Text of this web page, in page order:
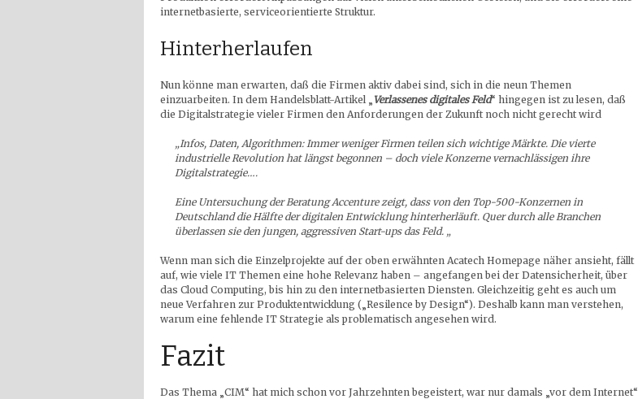
internetbasierte, serviceorientierte Struktur.
Hinterherlaufen
Nun könne man erwarten, daß die Firmen aktiv dabei sind, sich in die neun Themen
einzuarbeiten. In dem Handelsblatt-Artikel „
Verlassenes digitales Feld“ hingegen ist zu lesen, daß
die Digitalstrategie vieler Firmen den Anforderungen der Zukunft noch nicht gerecht wird
„Infos, Daten, Algorithmen: Immer weniger Firmen teilen sich wichtige Märkte. Die vierte
industrielle Revolution hat längst begonnen – doch viele Konzerne vernachlässigen ihre
Digitalstrategie….
Eine Untersuchung der Beratung Accenture zeigt, dass von den Top-500-Konzernen in
Deutschland die Hälfte der digitalen Entwicklung hinterherläuft. Quer durch alle Branchen
überlassen sie den jungen, aggressiven Start-ups das Feld. „
Wenn man sich die Einzelprojekte auf der oben erwähnten Acatech Homepage näher ansieht, fällt
auf, wie viele IT Themen eine hohe Relevanz haben – angefangen bei der Datensicherheit, über
das Cloud Computing, bis hin zu den internetbasierten Diensten. Gleichzeitig geht es auch um
neue Verfahren zur Produktentwicklung („Resilence by Design“). Deshalb kann man verstehen,
warum eine fehlende IT Strategie als problematisch angesehen wird.
Fazit
Das Thema „CIM“ hat mich schon vor Jahrzehnten begeistert, war nur damals „vor dem Internet“